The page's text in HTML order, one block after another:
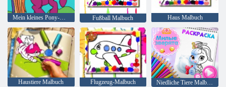
Mein kleines Pony-Malbuch Fußball Malbuch Haus Malbuch
Haustiere Malbuch Flugzeug-Malbuch
Niedliche Tiere Malbuch